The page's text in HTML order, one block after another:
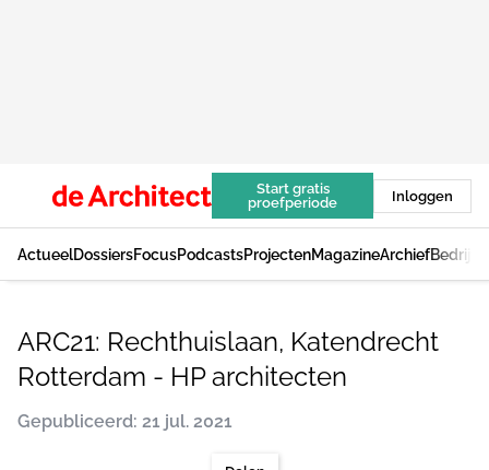
Start gratis
proefperiode
Inloggen
ActueelDossiersFocusPodcastsProjectenMagazineArchief
ARC21: Rechthuislaan, Katendrecht
Rotterdam - HP architecten
Gepubliceerd: 21 jul. 2021